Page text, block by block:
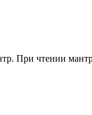
При чтении